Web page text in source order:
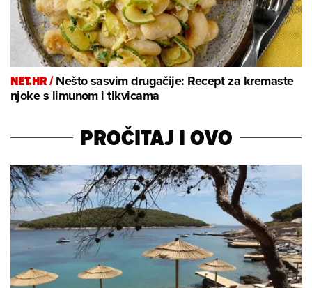
NET.HR /Nešto sasvim drugačije: Recept za kremaste
njoke s limunom i tikvicama
PROČITAJ I OVO